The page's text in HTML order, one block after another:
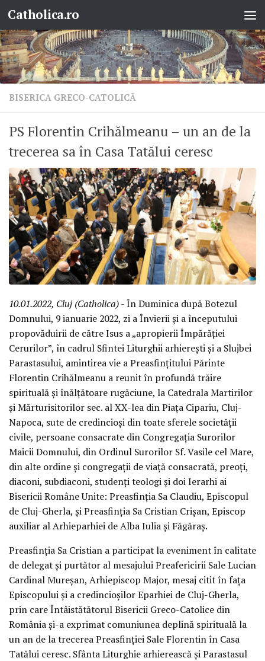
Skip to content
Catholica.ro
BISERICA GRECO-CATOLICĂ
PS Florentin Crihălmeanu – un an de la
trecerea sa în Casa Tatălui ceresc
10.01.2022, Cluj (Catholica)- În Duminica după Botezul
Domnului, 9 ianuarie 2022, zi a Învierii și a începutului
propovăduirii de către Isus a „apropierii Împărăției
Cerurilor”, în cadrul Sfintei Liturghii arhierești și a Slujbei
Parastasului, amintirea vie a Preasfințitului Părinte
Florentin Crihălmeanu a reunit în profundă trăire
spirituală și înălțătoare rugăciune, la Catedrala Martirilor
și Mărturisitorilor sec. al XX-lea din Piața Cipariu, Cluj-
Napoca, sute de credincioși din toate sferele societății
civile, persoane consacrate din Congregația Surorilor
Maicii Domnului, din Ordinul Surorilor Sf. Vasile cel Mare,
din alte ordine și congregații de viață consacrată, preoți,
diaconi, subdiaconi, studenți teologi și doi Ierarhi ai
Bisericii Române Unite: Preasfinția Sa Claudiu, Episcopul
de Cluj-Gherla, și Preasfinția Sa Cristian Crișan, Episcop
auxiliar al Arhieparhiei de Alba Iulia și Făgăraș.
Preasfinția Sa Cristian a participat la eveniment în calitate
de delegat și purtător al mesajului Preafericirii Sale Lucian
Cardinal Mureșan, Arhiepiscop Major, mesaj citit în fața
Episcopului și a credincioșilor Eparhiei de Cluj-Gherla,
prin care Întâistătătorul Bisericii Greco-Catolice din
România și-a exprimat comuniunea deplină spirituală la
un an de la trecerea Preasfinției Sale Florentin în Casa
Tatălui ceresc. Sfânta Liturghie arhierească și Parastasul